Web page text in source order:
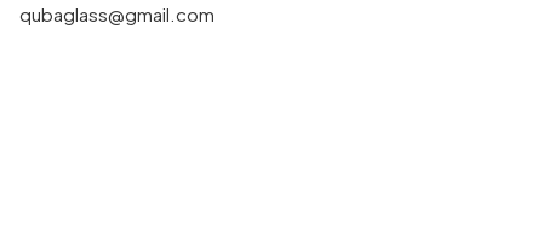
qubaglass@gmail.com